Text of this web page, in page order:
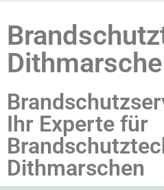
Ihr Experte für
Dithmarschen